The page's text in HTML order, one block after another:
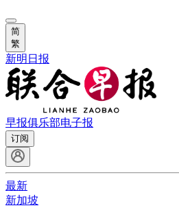
简
繁
新明日报
早报俱乐部电子报
订阅
最新
新加坡